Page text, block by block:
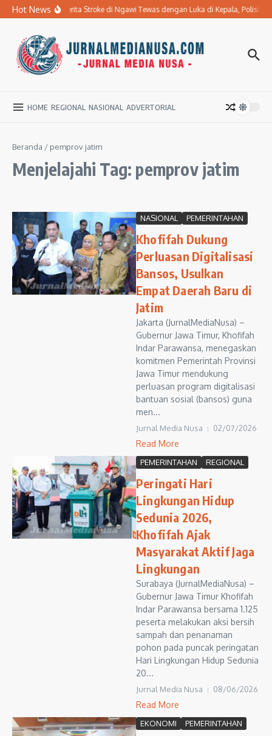
Lewati ke konten
Hot NewsIbu Penderita Stroke di Ngawi Tewas dengan Luka di Kepala, Polisi
HOME REGIONAL NASIONAL ADVERTORIAL
Beranda / pemprov jatim
Menjelajahi Tag: pemprov jatim
NASIONAL PEMERINTAHAN
Khofifah Dukung
Perluasan Digitalisasi
Bansos, Usulkan
Empat Daerah Baru di
Jatim
Jakarta (JurnalMediaNusa) –
Gubernur Jawa Timur, Khofifah
Indar Parawansa, menegaskan
komitmen Pemerintah Provinsi
Jawa Timur mendukung
perluasan program digitalisasi
bantuan sosial (bansos) guna
men...
Jurnal Media Nusa 02/07/2026
Read More
PEMERINTAHAN REGIONAL
Peringati Hari
Lingkungan Hidup
Sedunia 2026,
Khofifah Ajak
Masyarakat Aktif Jaga
Lingkungan
Surabaya (JurnalMediaNusa) –
Gubernur Jawa Timur Khofifah
Indar Parawansa bersama 1.125
peserta melakukan aksi bersih
sampah dan penanaman
pohon pada puncak peringatan
Hari Lingkungan Hidup Sedunia
20...
Jurnal Media Nusa 08/06/2026
Read More
EKONOMI PEMERINTAHAN